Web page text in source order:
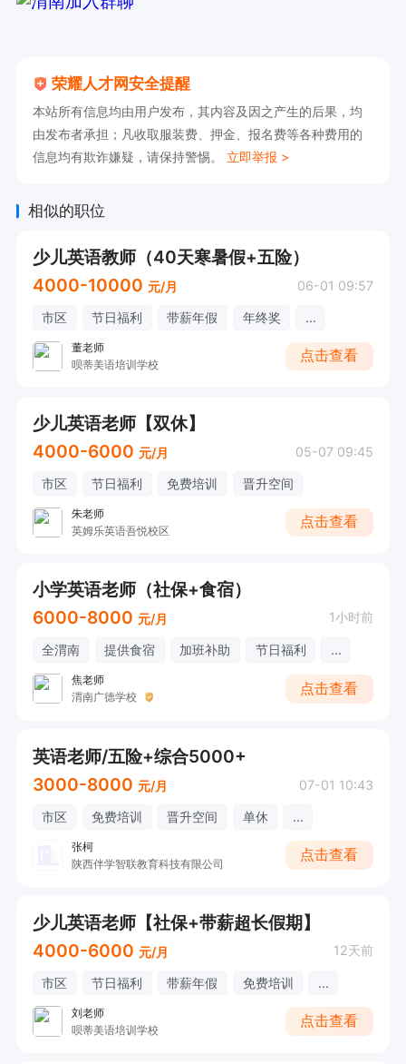
荣耀人才网安全提醒
本站所有信息均由用户发布，其内容及因之产生的后果，均
由发布者承担；凡收取服装费、押金、报名费等各种费用的
信息均有欺诈嫌疑，请保持警惕。 立即举报 >
相似的职位
少儿英语教师（40天寒暑假+五险）
4000-10000 元/月 06-01 09:57
市区 节日福利 带薪年假 年终奖 ...
董老师
呗蒂美语培训学校
点击查看
少儿英语老师【双休】
4000-6000 元/月 05-07 09:45
市区 节日福利 免费培训 晋升空间
朱老师
英姆乐英语吾悦校区
点击查看
小学英语老师（社保+食宿）
6000-8000 元/月 1小时前
全渭南 提供食宿 加班补助 节日福利 ...
焦老师
渭南广德学校
点击查看
英语老师/五险+综合5000+
3000-8000 元/月 07-01 10:43
市区 免费培训 晋升空间 单休 ...
张柯
陕西伴学智联教育科技有限公司
点击查看
少儿英语老师【社保+带薪超长假期】
4000-6000 元/月 12天前
市区 节日福利 带薪年假 免费培训 ...
刘老师
呗蒂美语培训学校
点击查看